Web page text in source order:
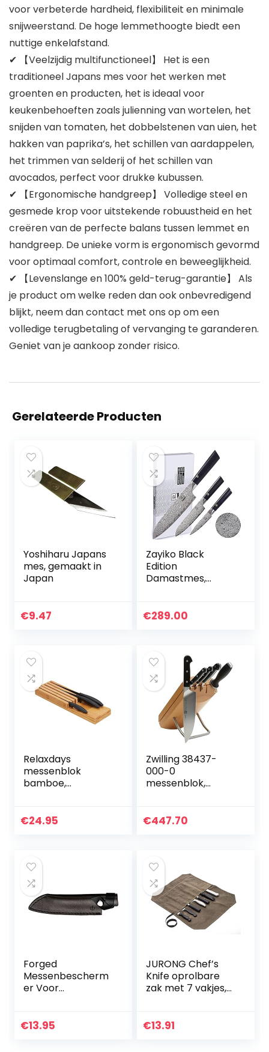
voor verbeterde hardheid, flexibiliteit en minimale
snijweerstand. De hoge lemmethoogte biedt een
nuttige enkelafstand.
✔ 【Veelzijdig multifunctioneel】 Het is een
traditioneel Japans mes voor het werken met
groenten en producten, het is ideaal voor
keukenbehoeften zoals julienning van wortelen, het
snijden van tomaten, het dobbelstenen van uien, het
hakken van paprika’s, het schillen van aardappelen,
het trimmen van selderij of het schillen van
avocados, perfect voor drukke kubussen.
✔ 【Ergonomische handgreep】 Volledige steel en
gesmede krop voor uitstekende robuustheid en het
creëren van de perfecte balans tussen lemmet en
handgreep. De unieke vorm is ergonomisch gevormd
voor optimaal comfort, controle en beweeglijkheid.
✔ 【Levenslange en 100% geld-terug-garantie】 Als
je product om welke reden dan ook onbevredigend
blijkt, neem dan contact met ons op om een
volledige terugbetaling of vervanging te garanderen.
Geniet van je aankoop zonder risico.
Gerelateerde Producten
Yoshiharu Japans
mes, gemaakt in
Japan
€9.47
Zayiko Black
Edition
Damastmes,
handvat met
damastkeukenme
s, exclusieve set
van 3 messen.
€289.00
Relaxdays
messenblok
bamboe,
organizer voor in
€24.95
Zwilling 38437-
000-0
messenblok,
€447.70
Forged
Messenbescherm
er Voor
Met Druksluiting –
€13.95
JURONG Chef’s
Knife oprolbare
zak met 7 vakjes,
keukengereedsch
€13.91